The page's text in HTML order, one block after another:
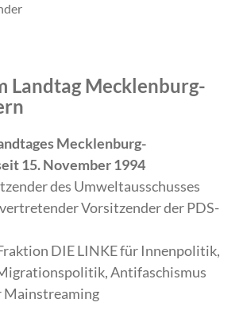
Landtag Mecklenburg-
Mecklenburg-
15. November 1994
des Umweltausschusses
Vorsitzender der PDS-
DIE LINKE für Innenpolitik,
Antifaschismus
Mainstreaming